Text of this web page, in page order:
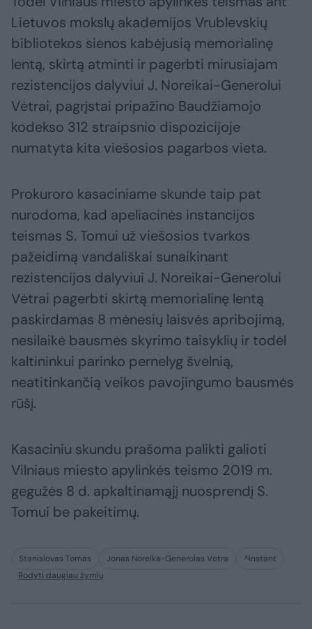
Lietuvos mokslų akademijos Vrublevskių
bibliotekos sienos kabėjusią memorialinę
lentą, skirtą atminti ir pagerbti mirusiajam
rezistencijos dalyviui J. Noreikai-Generolui
Vėtrai, pagrįstai pripažino Baudžiamojo
kodekso 312 straipsnio dispozicijoje
numatyta kita viešosios pagarbos vieta.
Prokuroro kasaciniame skunde taip pat
nurodoma, kad apeliacinės instancijos
teismas S. Tomui už viešosios tvarkos
pažeidimą vandališkai sunaikinant
rezistencijos dalyviui J. Noreikai-Generolui
Vėtrai pagerbti skirtą memorialinę lentą
paskirdamas 8 mėnesių laisvės apribojimą,
nesilaikė bausmės skyrimo taisyklių ir todėl
kaltininkui parinko pernelyg švelnią,
neatitinkančią veikos pavojingumo bausmės
rūšį.
Kasaciniu skundu prašoma palikti galioti
Vilniaus miesto apylinkės teismo 2019 m.
gegužės 8 d. apkaltinamąjį nuosprendį S.
Tomui be pakeitimų.
Stanislovas Tomas Jonas Noreika-Generolas Vėtra
^Instant
Rodyti daugiau žymių